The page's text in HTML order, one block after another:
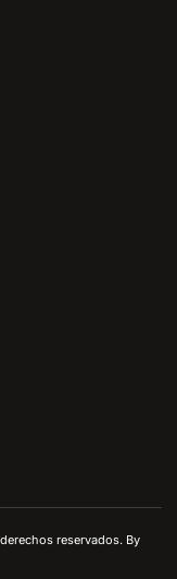
reservados. By